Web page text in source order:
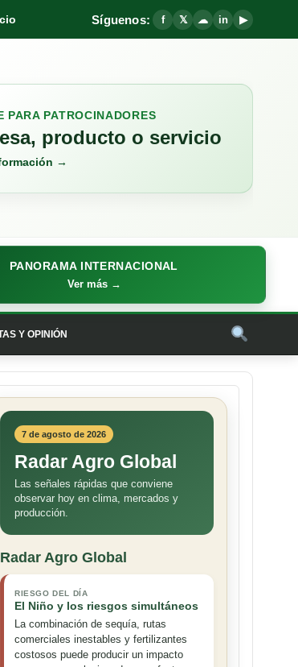
Síguenos: f 𝕏 ☁ in ▶
PARA PATROCINADORES
producto o servicio
→
PANORAMA INTERNACIONAL
Ver más →
Y OPINIÓN
7 de agosto de 2026
Radar Agro Global
Las señales rápidas que conviene
observar hoy en clima, mercados y
producción.
Radar Agro Global
RIESGO DEL DÍA
El Niño y los riesgos simultáneos
La combinación de sequía, rutas
comerciales inestables y fertilizantes
costosos puede producir un impacto